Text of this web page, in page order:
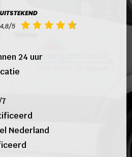
24 uur
Nederland